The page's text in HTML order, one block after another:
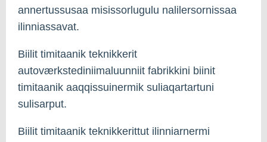
annertussusaa misissorlugulu nalilersornissaa
ilinniassavat.
Biilit timitaanik teknikkerit
autoværkstediniimaluunniit fabrikkini biinit
timitaanik aaqqissuinermik suliaqartartuni
sulisarput.
Biilit timitaanik teknikkerittut ilinniarnermi